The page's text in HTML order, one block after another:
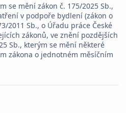
se mění zákon č. 175/2025 Sb.,
v podpoře bydlení (zákon o
2011 Sb., o Úřadu práce České
zákonů, ve znění pozdějších
Sb., kterým se mění některé
zákona o jednotném měsíčním